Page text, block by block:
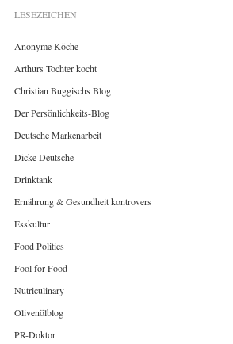
LESEZEICHEN
Anonyme Köche
Arthurs Tochter kocht
Christian Buggischs Blog
Der Persönlichkeits-Blog
Deutsche Markenarbeit
Dicke Deutsche
Drinktank
Ernährung & Gesundheit kontrovers
Esskultur
Food Politics
Fool for Food
Nutriculinary
Olivenölblog
PR-Doktor